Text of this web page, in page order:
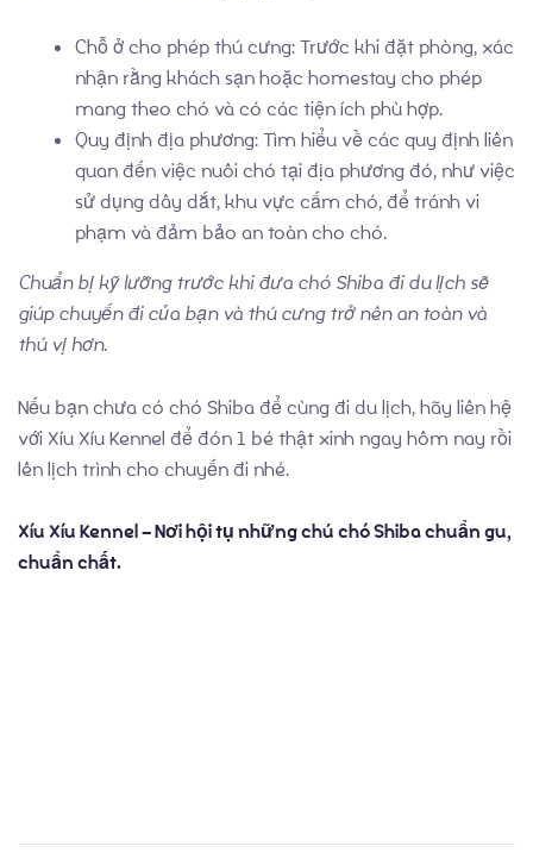
Chỗ ở cho phép thú cưng: Trước khi đặt phòng, xác
nhận rằng khách sạn hoặc homestay cho phép
mang theo chó và có các tiện ích phù hợp.
Quy định địa phương: Tìm hiểu về các quy định liên
quan đến việc nuôi chó tại địa phương đó, như việc
sử dụng dây dắt, khu vực cấm chó, để tránh vi
phạm và đảm bảo an toàn cho chó.
Chuẩn bị kỹ lưỡng trước khi đưa chó Shiba đi du lịch sẽ
giúp chuyến đi của bạn và thú cưng trở nên an toàn và
thú vị hơn.
Nếu bạn chưa có chó Shiba để cùng đi du lịch, hãy liên hệ
với Xíu Xíu Kennel để đón 1 bé thật xinh ngay hôm nay rồi
lên lịch trình cho chuyến đi nhé.
Xíu Xíu Kennel – Nơi hội tụ những chú chó Shiba chuẩn gu,
chuẩn chất.